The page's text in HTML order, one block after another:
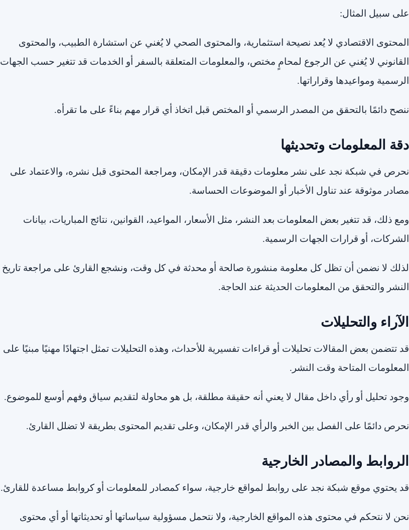
على سبيل المثال:
المحتوى الاقتصادي لا يُعد نصيحة استثمارية، والمحتوى الصحي لا يُغني عن استشارة الطبيب، والمحتوى
القانوني لا يُغني عن الرجوع لمحامٍ مختص، والمعلومات المتعلقة بالسفر أو الخدمات قد تتغير حسب الجهات
الرسمية ومواعيدها وقراراتها.
ننصح دائمًا بالتحقق من المصدر الرسمي أو المختص قبل اتخاذ أي قرار مهم بناءً على ما تقرأه.
دقة المعلومات وتحديثها
نحرص في شبكة نجد على نشر معلومات دقيقة قدر الإمكان، ومراجعة المحتوى قبل نشره، والاعتماد على
مصادر موثوقة عند تناول الأخبار أو الموضوعات الحساسة.
ومع ذلك، قد تتغير بعض المعلومات بعد النشر، مثل الأسعار، المواعيد، القوانين، نتائج المباريات، بيانات
الشركات، أو قرارات الجهات الرسمية.
لذلك لا نضمن أن تظل كل معلومة منشورة صالحة أو محدثة في كل وقت، ونشجع القارئ على مراجعة تاريخ
النشر والتحقق من المعلومات الحديثة عند الحاجة.
الآراء والتحليلات
قد تتضمن بعض المقالات تحليلات أو قراءات تفسيرية للأحداث، وهذه التحليلات تمثل اجتهادًا مهنيًا مبنيًا على
المعلومات المتاحة وقت النشر.
وجود تحليل أو رأي داخل مقال لا يعني أنه حقيقة مطلقة، بل هو محاولة لتقديم سياق وفهم أوسع للموضوع.
نحرص دائمًا على الفصل بين الخبر والرأي قدر الإمكان، وعلى تقديم المحتوى بطريقة لا تضلل القارئ.
الروابط والمصادر الخارجية
قد يحتوي موقع شبكة نجد على روابط لمواقع خارجية، سواء كمصادر للمعلومات أو كروابط مساعدة للقارئ.
نحن لا نتحكم في محتوى هذه المواقع الخارجية، ولا نتحمل مسؤولية سياساتها أو تحديثاتها أو أي محتوى